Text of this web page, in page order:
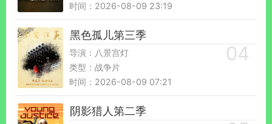
时间：2026-08-09 23:19
黑色孤儿第三季
导演：八景宫灯
类型：战争片
时间：2026-08-09 07:21
阴影猎人第二季